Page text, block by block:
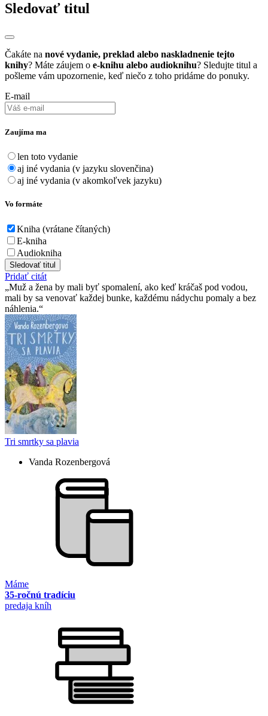
Sledovať titul
Čakáte na nové vydanie, preklad alebo naskladnenie tejto
knihy? Máte záujem o e-knihu alebo audioknihu? Sledujte titul a
pošleme vám upozornenie, keď niečo z toho pridáme do ponuky.
E-mail
Zaujíma ma
len toto vydanie
aj iné vydania (v jazyku slovenčina)
aj iné vydania (v akomkoľvek jazyku)
Vo formáte
Kniha (vrátane čítaných)
E-kniha
Audiokniha
Sledovať titul
Pridať citát
Muž a žena by mali byť spomalení, ako keď kráčaš pod vodou,
mali by sa venovať každej bunke, každému nádychu pomaly a bez
náhlenia.
Tri smrtky sa plavia
Vanda Rozenbergová
Máme
35-ročnú tradíciu
predaja kníh